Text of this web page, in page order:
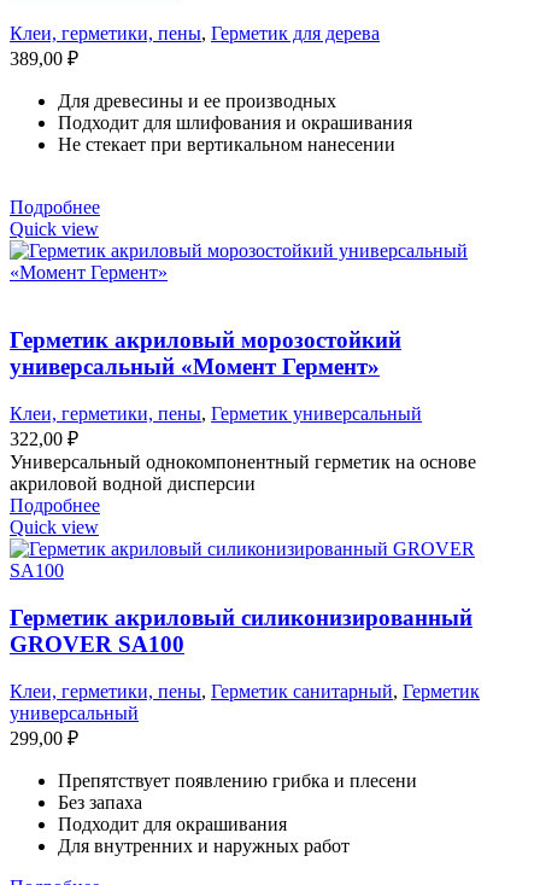
Клеи, герметики, пены, Герметик для дерева
389,00 ₽
Для древесины и ее производных
Подходит для шлифования и окрашивания
Не стекает при вертикальном нанесении
Подробнее
Quick view
Герметик акриловый морозостойкий
универсальный «Момент Гермент»
Клеи, герметики, пены, Герметик универсальный
322,00 ₽
Универсальный однокомпонентный герметик на основе
акриловой водной дисперсии
Подробнее
Quick view
Герметик акриловый силиконизированный
GROVER SA100
Клеи, герметики, пены, Герметик санитарный, Герметик
универсальный
299,00 ₽
Препятствует появлению грибка и плесени
Без запаха
Подходит для окрашивания
Для внутренних и наружных работ